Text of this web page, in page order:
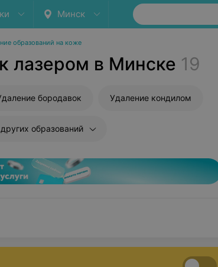
Минск
образований на коже
лазером в Минске 19
бородавок Удаление кондилом
образований